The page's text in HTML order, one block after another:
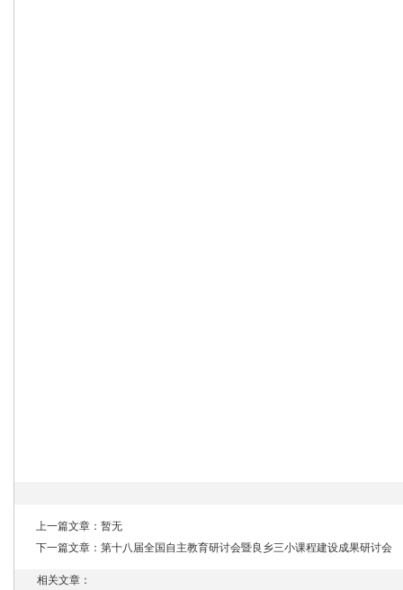
上一篇文章：暂无
下一篇文章： 第十八届全国自主教育研讨会暨良乡三小课程建设成果研讨会
相关文章：